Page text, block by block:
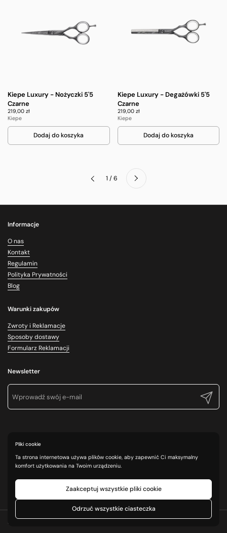
Kiepe Luxury - Nożyczki 5'5
Czarne
219,00 zł
Kiepe
Dodaj do koszyka
Kiepe Luxury - Degażówki 5'5
Czarne
219,00 zł
Kiepe
Dodaj do koszyka
Poprzednie 1 / 6 Dalej
Informacje
O nas
Kontakt
Regulamin
Polityka Prywatności
Blog
Warunki zakupów
Zwroty i Reklamacje
Sposoby dostawy
Formularz Reklamacji
Newsletter
Prześlij
Prawa autorskie © 2026
Pliki cookie
Ta strona internetowa używa plików cookie, aby zapewnić Ci maksymalny
komfort użytkowania na Twoim urządzeniu.
Zaakceptuj wszystkie pliki cookie
Odrzuć wszystkie ciasteczka